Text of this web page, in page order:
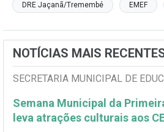
DRE Jaçanã/Tremembé EMEF
NOTÍCIAS MAIS
SECRETARIA MUNICIPAL DE
Semana Municipal da
leva atrações culturais aos